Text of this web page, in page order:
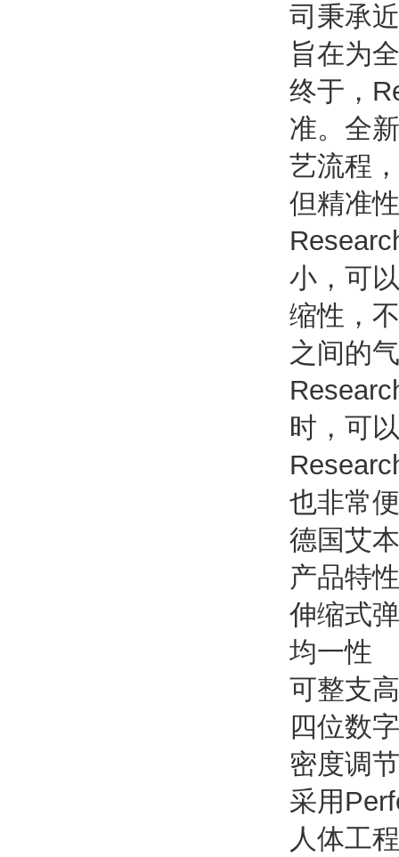
司秉承
旨在为
终于，
准。全
艺流程
但精准
小，可
缩性，
之间的
时，可
也非常
德国艾
产品特
伸缩式
均一性
可整支
四位数
密度调
采用
人体工